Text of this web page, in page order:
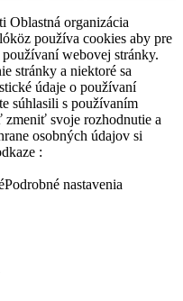
Oblastná organizácia
používa cookies aby pre
webovej stránky.
stránky a niektoré sa
údaje o používaní
súhlasili s používaním
zmeniť svoje rozhodnutie a
osobných údajov si
:
Podrobné nastavenia